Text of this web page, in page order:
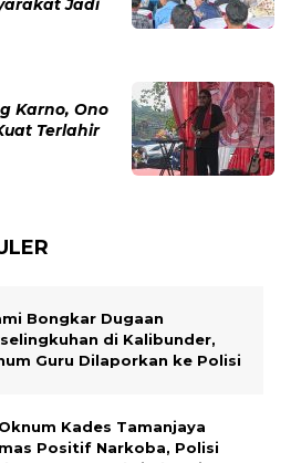
Jadi
Karno, Ono
Terlahir
Bongkar Dugaan
di Kalibunder,
Guru Dilaporkan ke Polisi
Kades Tamanjaya
Positif Narkoba, Polisi